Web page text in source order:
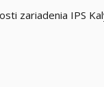
zariadenia IPS